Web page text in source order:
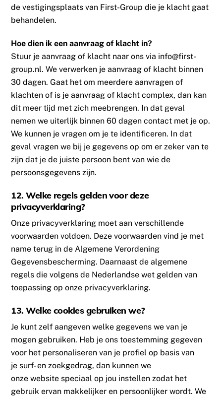
de vestigingsplaats van First-Group die je klacht gaat
behandelen.
Hoe dien ik een aanvraag of klacht in?
Stuur je aanvraag of klacht naar ons via info@first-
group.nl. We verwerken je aanvraag of klacht binnen
30 dagen. Gaat het om meerdere aanvragen of
klachten of is je aanvraag of klacht complex, dan kan
dit meer tijd met zich meebrengen. In dat geval
nemen we uiterlijk binnen 60 dagen contact met je op.
We kunnen je vragen om je te identificeren. In dat
geval vragen we bij je gegevens op om er zeker van te
zijn dat je de juiste persoon bent van wie de
persoonsgegevens zijn.
12. Welke regels gelden voor deze
privacyverklaring?
Onze privacyverklaring moet aan verschillende
voorwaarden voldoen. Deze voorwaarden vind je met
name terug in de Algemene Verordening
Gegevensbescherming. Daarnaast de algemene
regels die volgens de Nederlandse wet gelden van
toepassing op onze privacyverklaring.
13. Welke cookies gebruiken we?
Je kunt zelf aangeven welke gegevens we van je
mogen gebruiken. Heb je ons toestemming gegeven
voor het personaliseren van je profiel op basis van
je surf- en zoekgedrag, dan kunnen we
onze website speciaal op jou instellen zodat het
gebruik ervan makkelijker en persoonlijker wordt. We